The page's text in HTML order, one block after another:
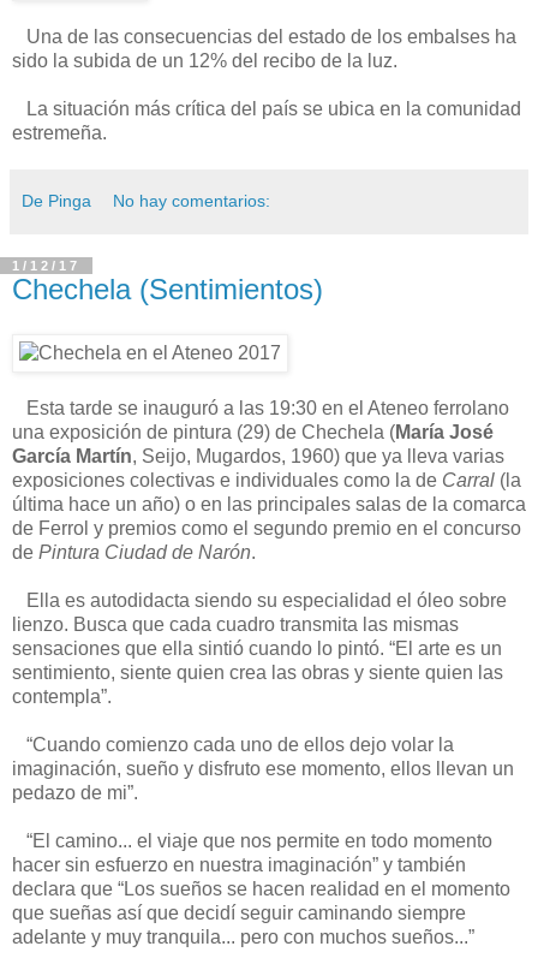
Una de las consecuencias del estado de los embalses ha
sido la subida de un 12% del recibo de la luz.
La situación más crítica del país se ubica en la comunidad
estremeña.
De Pinga No hay comentarios:
1/12/17
Chechela (Sentimientos)
Esta tarde se inauguró a las 19:30 en el Ateneo ferrolano
una exposición de pintura (29) de Chechela (María José
García Martín, Seijo, Mugardos, 1960) que ya lleva varias
exposiciones colectivas e individuales como la de Carral (la
última hace un año) o en las principales salas de la comarca
de Ferrol y premios como el segundo premio en el concurso
de Pintura Ciudad de Narón.
Ella es autodidacta siendo su especialidad el óleo sobre
lienzo. Busca que cada cuadro transmita las mismas
sensaciones que ella sintió cuando lo pintó. “El arte es un
sentimiento, siente quien crea las obras y siente quien las
contempla”.
“Cuando comienzo cada uno de ellos dejo volar la
imaginación, sueño y disfruto ese momento, ellos llevan un
pedazo de mi”.
“El camino... el viaje que nos permite en todo momento
hacer sin esfuerzo en nuestra imaginación” y también
declara que “Los sueños se hacen realidad en el momento
que sueñas así que decidí seguir caminando siempre
adelante y muy tranquila... pero con muchos sueños...”